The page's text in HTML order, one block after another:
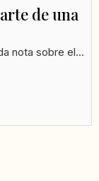
de una
nota sobre el...